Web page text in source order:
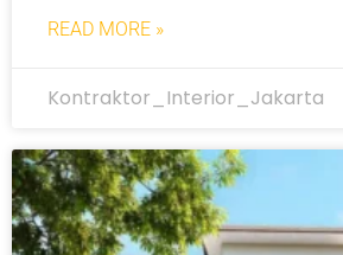
READ MORE »
Kontraktor_Interior_Jakarta